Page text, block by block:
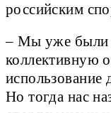
российским
– Мы уже были
коллективную
использование
Но тогда нас